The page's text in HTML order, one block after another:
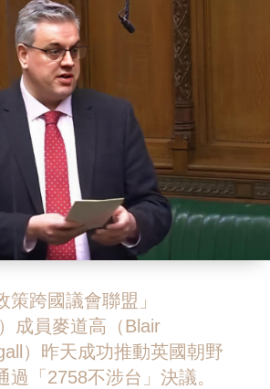
策跨國議會聯盟」
）成員麥道高（Blair
）昨天成功推動英國朝野
過「2758不涉台」決議。